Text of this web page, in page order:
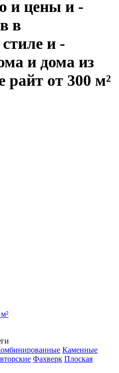
и цены и -
в
и -
и дома из
райт от 300 м²
Каменные
Фахверк Плоская